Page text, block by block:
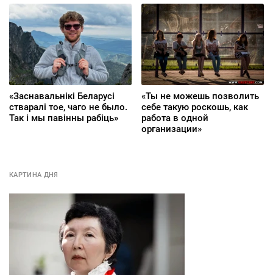
«Заснавальнікі Беларусі
стваралі тое, чаго не было.
Так і мы павінны рабіць»
«Ты не можешь позволить
себе такую роскошь, как
работа в одной
организации»
КАРТИНА ДНЯ